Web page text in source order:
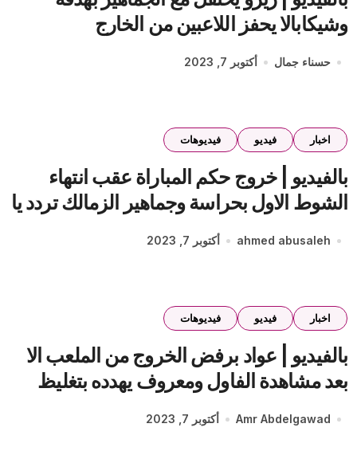
وشيكابالا يحفز اللاعبين من الخارج
حسناء جمال أكتوبر 7, 2023
اخبار فيديو فيديوهات
بالفيديو | خروج حكم المباراة عقب انتهاء
الشوط الاول بحراسة وجماهير الزمالك تردد يا
ahmed abusaleh أكتوبر 7, 2023
اخبار فيديو فيديوهات
بالفيديو | عواد برفض الخروج من الملعب الا
بعد مشاهدة الفاول ومعروف يهدده بتغليظ
Amr Abdelgawad أكتوبر 7, 2023